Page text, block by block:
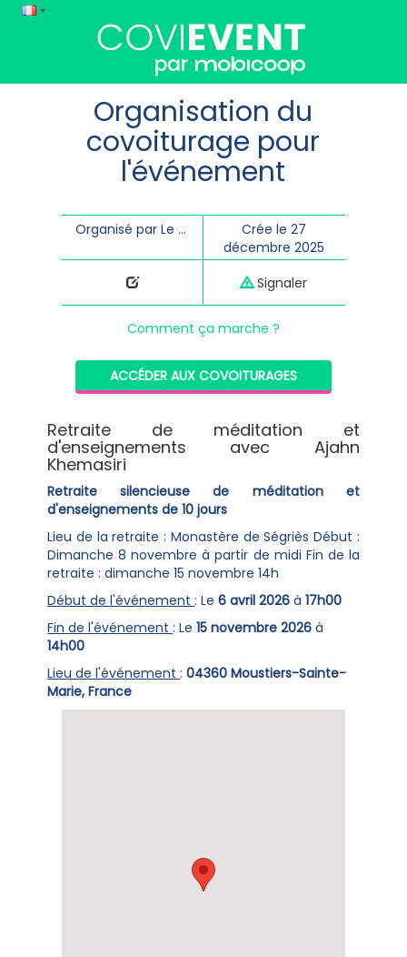
Organisation du
covoiturage pour
l'événement
Organisé par Le Refuge
Crée le 27
décembre 2025
Signaler
Comment ça marche ?
ACCÉDER AUX COVOITURAGES
Retraite de méditation et
d'enseignements avec Ajahn
Khemasiri
Retraite silencieuse de méditation et
d'enseignements de 10 jours
Lieu de la retraite : Monastère de Ségriès Début :
Dimanche 8 novembre à partir de midi Fin de la
retraite : dimanche 15 novembre 14h
Début de l'événement: Le6 avril 2026 à17h00
Fin de l'événement: Le15 novembre 2026 à
14h00
Lieu de l'événement:04360 Moustiers-Sainte-
Marie, France